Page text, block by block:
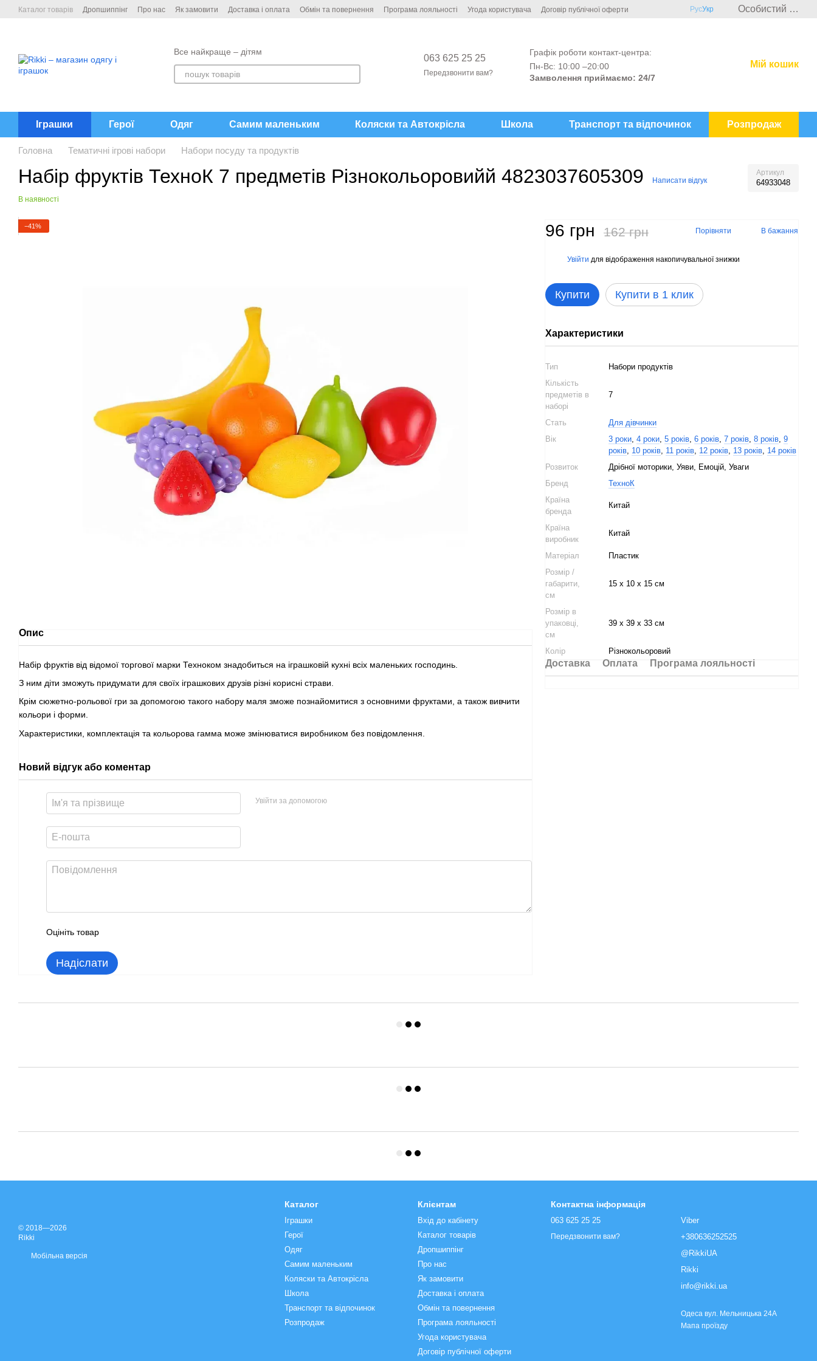
Перейти до основного контенту
Каталог товарів Дропшиппінг Про нас Як замовити Доставка і оплата Обмін та повернення Програма лояльності Угода користувача
Договір публічної оферти
РусУкр Особистий кабінет
Все найкраще – дітям
063 625 25 25
Передзвонити вам?
Графік роботи контакт-центра:
Пн-Вс: 10:00 –20:00
Замволення приймаємо: 24/7
Мій кошик
Іграшки Герої Одяг Самим маленьким Коляски та Автокрісла Школа Транспорт та відпочинок Розпродаж
Головна Тематичні ігрові набори Набори посуду та продуктів
Набір фруктів ТехноК 7 предметів Різнокольоровийй 4823037605309 Написати відгук
Артикул
64933048
В наявності
−41%
Опис
Набір фруктів від відомої торгової марки Техноком знадобиться на іграшковій кухні всіх маленьких господинь.
З ним діти зможуть придумати для своїх іграшкових друзів різні корисні страви.
Крім сюжетно-рольової гри за допомогою такого набору маля зможе познайомитися з основними фруктами, а також вивчити
кольори і форми.
Характеристики, комплектація та кольорова гамма може змінюватися виробником без повідомлення.
Новий відгук або коментар
Увійти за допомогою
Оцініть товар
Надіслати
96 грн 162 грн Порівняти В бажання
Увійти для відображення накопичувальної знижки
Купити Купити в 1 клик
Характеристики
Тип
Набори продуктів
Кількість
предметів в
наборі
7
Стать
Для дівчинки
Вік
3 роки, 4 роки, 5 років, 6 років, 7 років, 8 років, 9
років, 10 років, 11 років, 12 років, 13 років, 14 років
Розвиток
Дрібної моторики, Уяви, Емоцій, Уваги
Бренд
ТехноК
Країна
бренда
Китай
Країна
виробник
Китай
Матеріал
Пластик
Розмір /
габарити,
см
15 х 10 х 15 см
Розмір в
упаковці,
см
39 х 39 х 33 см
Колір Різнокольоровий
Доставка Оплата Програма лояльності
© 2018—2026
Rikki
Мобільна версія
Каталог
Іграшки
Герої
Одяг
Самим маленьким
Коляски та Автокрісла
Школа
Транспорт та відпочинок
Розпродаж
Клієнтам
Вхід до кабінету
Каталог товарів
Дропшиппінг
Про нас
Як замовити
Доставка і оплата
Обмін та повернення
Програма лояльності
Угода користувача
Договір публічної оферти
Контактна інформація
063 625 25 25
Передзвонити вам?
Viber
+380636252525
@RikkiUA
Rikki
info@rikki.ua
Одеса вул. Мельницька 24А
Мапа проїзду